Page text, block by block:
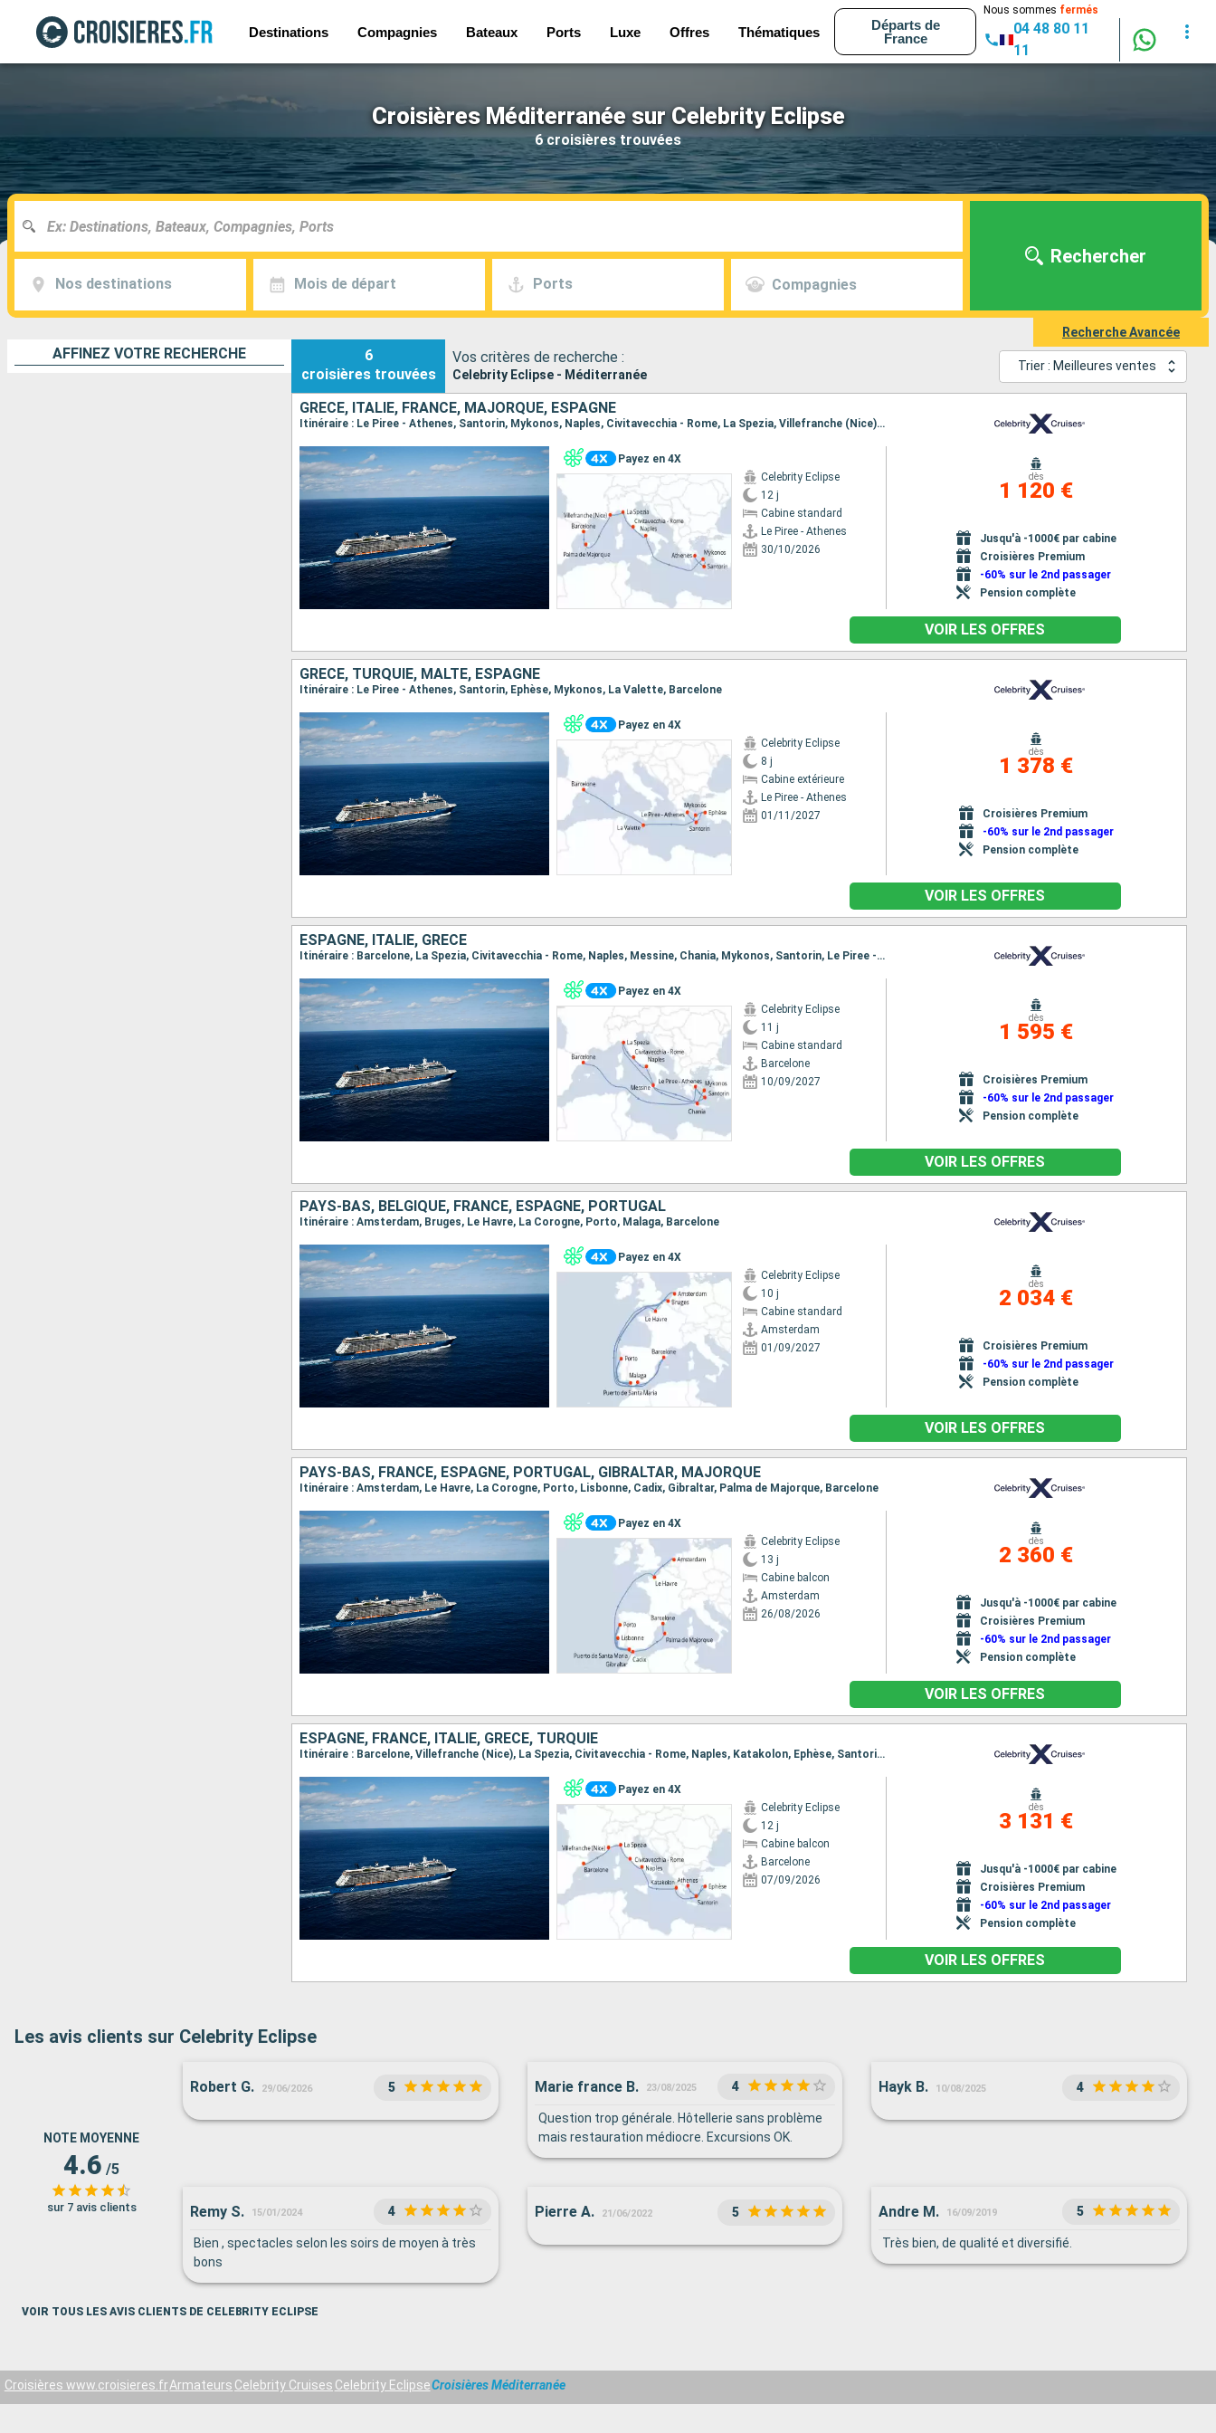
Destinations Compagnies Bateaux Ports Luxe Offres Thématiques
Départs de
France
Nous sommes fermés
04 48 80 11
11
Croisières Méditerranée sur Celebrity Eclipse
6 croisières trouvées
Nos destinations Mois de départ Ports Compagnies
Rechercher
Recherche Avancée
AFFINEZ VOTRE RECHERCHE
6
croisières trouvées
Vos critères de recherche :
Celebrity Eclipse - Méditerranée
Trier : Meilleures ventes
GRÈCE, ITALIE, FRANCE, MAJORQUE, ESPAGNE
Itinéraire : Le Piree - Athenes, Santorin, Mykonos, Naples, Civitavecchia - Rome, La Spezia, Villefranche (Nice), Palma de Majorque, Barcelone
Payez en 4X
Celebrity Eclipse
12 j
Cabine standard
Le Piree - Athenes
30/10/2026
dès
1 120 €
Jusqu'à -1000€ par cabine
Croisières Premium
-60% sur le 2nd passager
Pension complète
VOIR LES OFFRES
GRÈCE, TURQUIE, MALTE, ESPAGNE
Itinéraire : Le Piree - Athenes, Santorin, Ephèse, Mykonos, La Valette, Barcelone
Payez en 4X
Celebrity Eclipse
8 j
Cabine extérieure
Le Piree - Athenes
01/11/2027
dès
1 378 €
Croisières Premium
-60% sur le 2nd passager
Pension complète
VOIR LES OFFRES
ESPAGNE, ITALIE, GRÈCE
Itinéraire : Barcelone, La Spezia, Civitavecchia - Rome, Naples, Messine, Chania, Mykonos, Santorin, Le Piree - Athenes
Payez en 4X
Celebrity Eclipse
11 j
Cabine standard
Barcelone
10/09/2027
dès
1 595 €
Croisières Premium
-60% sur le 2nd passager
Pension complète
VOIR LES OFFRES
PAYS-BAS, BELGIQUE, FRANCE, ESPAGNE, PORTUGAL
Itinéraire : Amsterdam, Bruges, Le Havre, La Corogne, Porto, Malaga, Barcelone
Payez en 4X
Celebrity Eclipse
10 j
Cabine standard
Amsterdam
01/09/2027
dès
2 034 €
Croisières Premium
-60% sur le 2nd passager
Pension complète
VOIR LES OFFRES
PAYS-BAS, FRANCE, ESPAGNE, PORTUGAL, GIBRALTAR, MAJORQUE
Itinéraire : Amsterdam, Le Havre, La Corogne, Porto, Lisbonne, Cadix, Gibraltar, Palma de Majorque, Barcelone
Payez en 4X
Celebrity Eclipse
13 j
Cabine balcon
Amsterdam
26/08/2026
dès
2 360 €
Jusqu'à -1000€ par cabine
Croisières Premium
-60% sur le 2nd passager
Pension complète
VOIR LES OFFRES
ESPAGNE, FRANCE, ITALIE, GRÈCE, TURQUIE
Itinéraire : Barcelone, Villefranche (Nice), La Spezia, Civitavecchia - Rome, Naples, Katakolon, Ephèse, Santorin, Le Piree - Athenes
Payez en 4X
Celebrity Eclipse
12 j
Cabine balcon
Barcelone
07/09/2026
dès
3 131 €
Jusqu'à -1000€ par cabine
Croisières Premium
-60% sur le 2nd passager
Pension complète
VOIR LES OFFRES
Les avis clients sur Celebrity Eclipse
NOTE MOYENNE
4.6 /5
sur 7 avis clients
Robert G. 29/06/2026 5 Marie france B. 23/08/2025 4
Question trop générale. Hôtellerie sans problème
mais restauration médiocre. Excursions OK.
Hayk B. 10/08/2025 4
Remy S. 15/01/2024 4
Bien , spectacles selon les soirs de moyen à très
bons
Pierre A. 21/06/2022 5 Andre M. 16/09/2019 5
Très bien, de qualité et diversifié.
VOIR TOUS LES AVIS CLIENTS DE CELEBRITY ECLIPSE
Croisières www.croisieres.frArmateurs Celebrity Cruises Celebrity EclipseCroisières Méditerranée